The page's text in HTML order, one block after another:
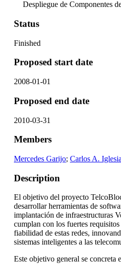
Status
Finished
Proposed start date
2008-01-01
Proposed end date
2010-03-31
Members
Mercedes Garijo; Carlos A.
Description
El objetivo del proyecto
desarrollar herramientas de
implantación de infraestructuras
cumplan con los fuertes
fiabilidad de estas redes,
sistemas inteligentes a las
Este objetivo general se concreta